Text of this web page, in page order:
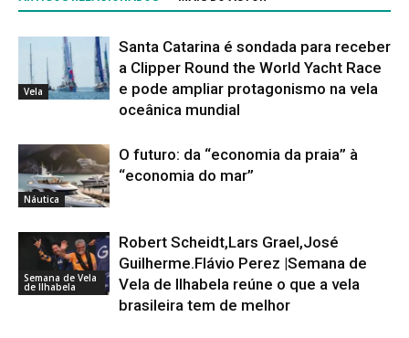
Vela
Santa Catarina é sondada para receber
a Clipper Round the World Yacht Race
e pode ampliar protagonismo na vela
oceânica mundial
Náutica
O futuro: da “economia da praia” à
“economia do mar”
Semana de Vela
de Ilhabela
Robert Scheidt,Lars Grael,José
Guilherme.Flávio Perez |Semana de
Vela de Ilhabela reúne o que a vela
brasileira tem de melhor